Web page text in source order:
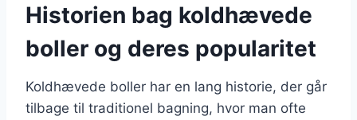
Historien bag koldhævede
boller og deres popularitet
Koldhævede boller har en lang historie, der går
tilbage til traditionel bagning, hvor man ofte